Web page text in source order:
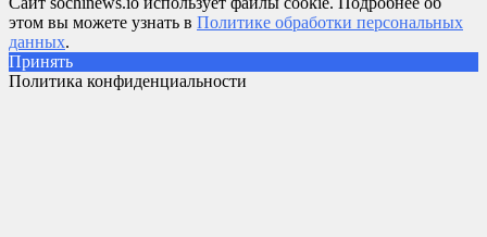
этом вы можете узнать в Политике обработки персональных
данных.
Принять
Политика конфиденциальности